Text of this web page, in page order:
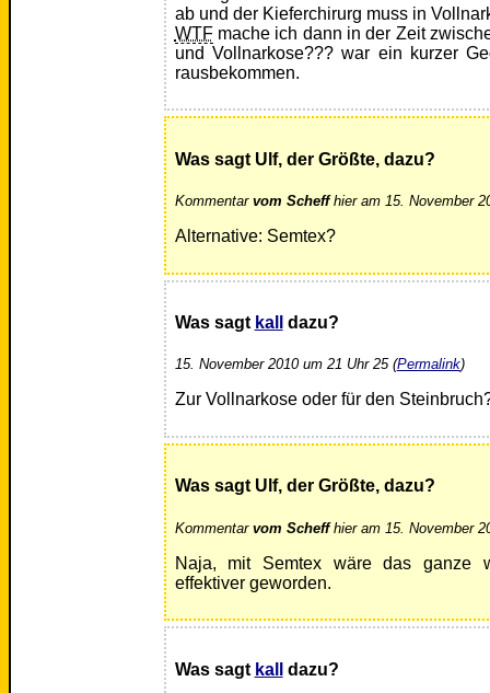
ab und der Kieferchirurg muss in
WTFmache ich dann in der Zeit
und Vollnarkose??? war ein kurzer
rausbekommen.
Was sagt Ulf, der Größte, dazu?
Kommentar vom Scheffhier am 15. November
Alternative: Semtex?
Was sagt kall dazu?
15. November 2010 um 21 Uhr 25 (Permalink)
Zur Vollnarkose oder für den
Was sagt Ulf, der Größte, dazu?
Kommentar vom Scheffhier am 15. November
Naja, mit Semtex wäre das ganze
effektiver geworden.
Was sagt kall dazu?